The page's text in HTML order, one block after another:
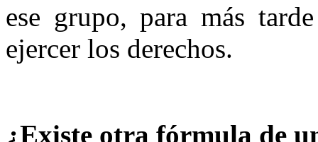
ese grupo, para más
ejercer los derechos.
¿Existe otra fórmula de